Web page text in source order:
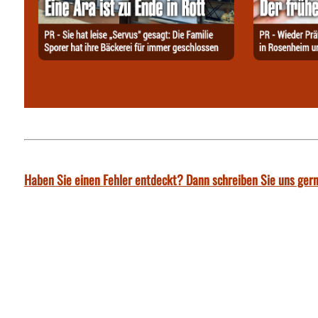
Haben Sie einen Fehler entdeckt? Dann schreiben Sie uns